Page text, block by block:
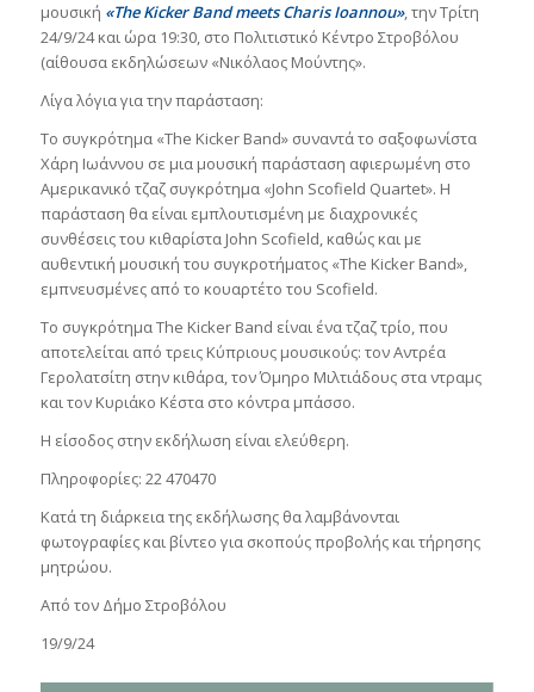
μουσική «The Kicker Band meets Charis Ioannou», την Τρίτη
24/9/24 και ώρα 19:30, στο Πολιτιστικό Κέντρο Στροβόλου
(αίθουσα εκδηλώσεων «Νικόλαος Μούντης».
Λίγα λόγια για την παράσταση:
Το συγκρότημα «The Kicker Band» συναντά το σαξοφωνίστα
Χάρη Ιωάννου σε μια μουσική παράσταση αφιερωμένη στο
Αμερικανικό τζαζ συγκρότημα «John Scofield Quartet». Η
παράσταση θα είναι εμπλουτισμένη με διαχρονικές
συνθέσεις του κιθαρίστα John Scofield, καθώς και με
αυθεντική μουσική του συγκροτήματος «The Kicker Band»,
εμπνευσμένες από το κουαρτέτο του Scofield.
Το συγκρότημα The Kicker Band είναι ένα τζαζ τρίο, που
αποτελείται από τρεις Κύπριους μουσικούς: τον Αντρέα
Γερολατσίτη στην κιθάρα, τον Όμηρο Μιλτιάδους στα ντραμς
και τον Κυριάκο Κέστα στο κόντρα μπάσσο.
Η είσοδος στην εκδήλωση είναι ελεύθερη.
Πληροφορίες: 22 470470
Κατά τη διάρκεια της εκδήλωσης θα λαμβάνονται
φωτογραφίες και βίντεο για σκοπούς προβολής και τήρησης
μητρώου.
Από τον Δήμο Στροβόλου
19/9/24